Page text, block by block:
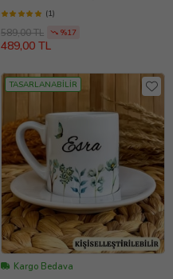
(1)
589,00 TL %17
489,00 TL
TASARLANABİLİR
Kargo Bedava